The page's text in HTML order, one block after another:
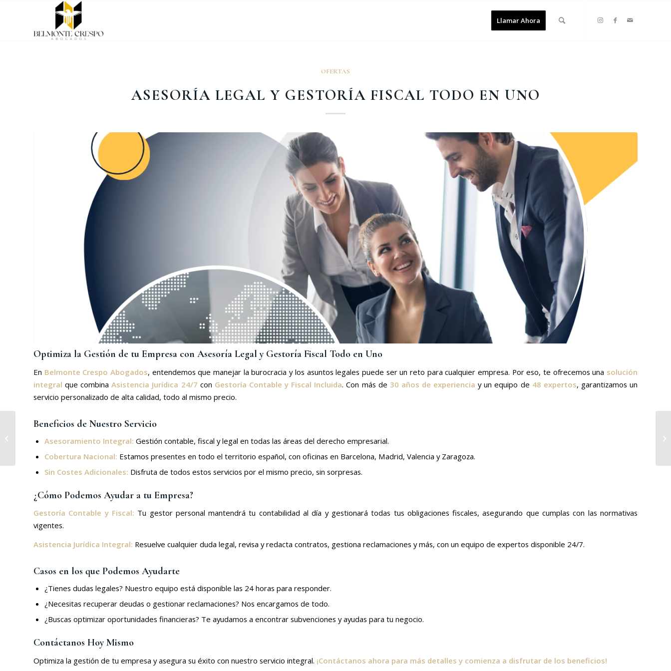
Llamar Ahora
OFERTAS
ASESORÍA LEGAL Y GESTORÍA FISCAL TODO EN UNO
Optimiza la Gestión de tu Empresa con Asesoría Legal y Gestoría Fiscal Todo en Uno
En Belmonte Crespo Abogados, entendemos que manejar la burocracia y los asuntos legales puede ser un reto para cualquier empresa. Por eso, te ofrecemos una solución
integral que combinaAsistencia Jurídica 24/7 con Gestoría Contable y Fiscal Incluida. Con más de 30 años de experiencia y un equipo de 48 expertos, garantizamos un
servicio personalizado de alta calidad, todo al mismo precio.
Beneficios de Nuestro Servicio
Asesoramiento Integral: Gestión contable, fiscal y legal en todas las áreas del derecho empresarial.
Cobertura Nacional: Estamos presentes en todo el territorio español, con oficinas en Barcelona, Madrid, Valencia y Zaragoza.
Sin Costes Adicionales: Disfruta de todos estos servicios por el mismo precio, sin sorpresas.
¿Cómo Podemos Ayudar a tu Empresa?
Gestoría Contable y Fiscal: Tu gestor personal mantendrá tu contabilidad al día y gestionará todas tus obligaciones fiscales, asegurando que cumplas con las normativas
vigentes.
Asistencia Jurídica Integral: Resuelve cualquier duda legal, revisa y redacta contratos, gestiona reclamaciones y más, con un equipo de expertos disponible 24/7.
Casos en los que Podemos Ayudarte
¿Tienes dudas legales? Nuestro equipo está disponible las 24 horas para responder.
¿Necesitas recuperar deudas o gestionar reclamaciones? Nos encargamos de todo.
¿Buscas optimizar oportunidades financieras? Te ayudamos a encontrar subvenciones y ayudas para tu negocio.
Contáctanos Hoy Mismo
Optimiza la gestión de tu empresa y asegura su éxito con nuestro servicio integral. ¡Contáctanos ahora para más detalles y comienza a disfrutar de los beneficios!
Cómo gestionar la
una fusión o
adquisición